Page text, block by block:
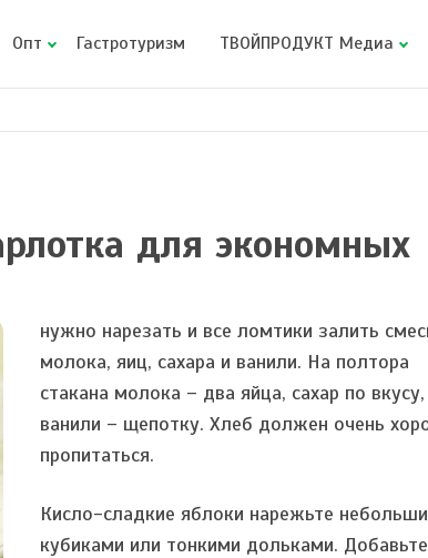
Опт Гастротуризм ТВОЙПРОДУКТ Медиа
для экономных
нужно нарезать и все ломтики залить
молока, яиц, сахара и ванили. На полтора
стакана молока – два яйца, сахар по вкусу,
ванили – щепотку. Хлеб должен очень
пропитаться.
Кисло-сладкие яблоки нарежьте
кубиками или тонкими дольками. Добавьте